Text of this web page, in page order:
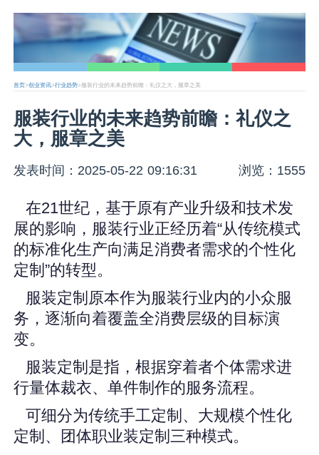
首页>创业资讯>行业趋势>服装行业的未来趋势前瞻：礼仪之大，服章之美
服装行业的未来趋势前瞻：礼仪之
大，服章之美
发表时间：2025-05-22 09:16:31 浏览：1555
在21世纪，基于原有产业升级和技术发
展的影响，服装行业正经历着“从传统模式
的标准化生产向满足消费者需求的个性化
定制”的转型。
服装定制原本作为服装行业内的小众服
务，逐渐向着覆盖全消费层级的目标演
变。
服装定制是指，根据穿着者个体需求进
行量体裁衣、单件制作的服务流程。
可细分为传统手工定制、大规模个性化
定制、团体职业装定制三种模式。